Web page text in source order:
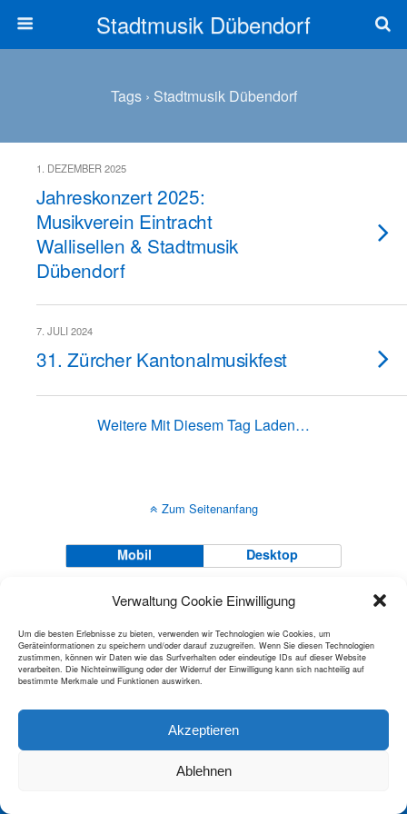
Verwaltung Cookie Einwilligung
Um die besten Erlebnisse zu bieten, verwenden wir Technologien wie Cookies, um
Geräteinformationen zu speichern und/oder darauf zuzugreifen. Wenn Sie diesen Technologien
zustimmen, können wir Daten wie das Surfverhalten oder eindeutige IDs auf dieser Website
verarbeiten. Die Nichteinwilligung oder der Widerruf der Einwilligung kann sich nachteilig auf
bestimmte Merkmale und Funktionen auswirken.
Akzeptieren
Ablehnen
Stadtmusik Dübendorf
Tags › Stadtmusik Dübendorf
1. DEZEMBER 2025
Jahreskonzert 2025:
Musikverein Eintracht
Wallisellen & Stadtmusik
Dübendorf
7. JULI 2024
31. Zürcher Kantonalmusikfest
Weitere Mit Diesem Tag Laden…
Zum Seitenanfang
Mobil Desktop
All content Copyright Stadtmusik Dübendorf